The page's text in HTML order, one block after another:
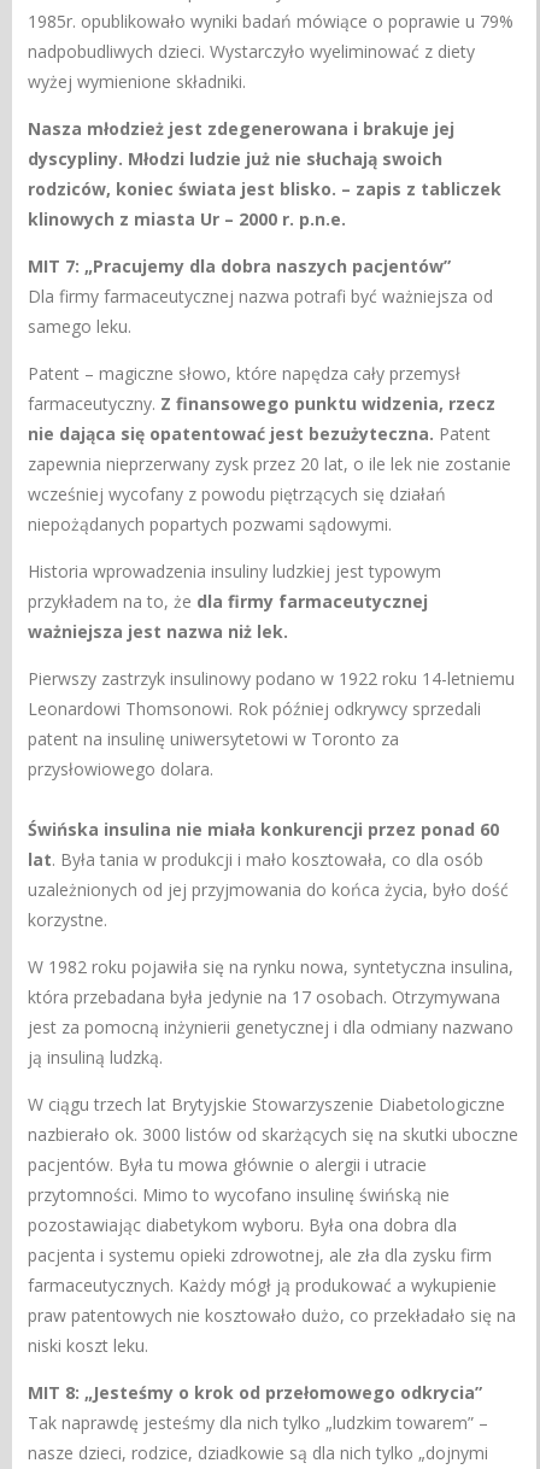
1985r. opublikowało wyniki badań mówiące o poprawie u 79%
nadpobudliwych dzieci. Wystarczyło wyeliminować z diety
wyżej wymienione składniki.
Nasza młodzież jest zdegenerowana i brakuje jej
dyscypliny. Młodzi ludzie już nie słuchają swoich
rodziców, koniec świata jest blisko. – zapis z tabliczek
klinowych z miasta Ur – 2000 r. p.n.e.
MIT 7: „Pracujemy dla dobra naszych pacjentów”
Dla firmy farmaceutycznej nazwa potrafi być ważniejsza od
samego leku.
Patent – magiczne słowo, które napędza cały przemysł
farmaceutyczny. Z finansowego punktu widzenia, rzecz
nie dająca się opatentować jest bezużyteczna. Patent
zapewnia nieprzerwany zysk przez 20 lat, o ile lek nie zostanie
wcześniej wycofany z powodu piętrzących się działań
niepożądanych popartych pozwami sądowymi.
Historia wprowadzenia insuliny ludzkiej jest typowym
przykładem na to, że dla firmy farmaceutycznej
ważniejsza jest nazwa niż lek.
Pierwszy zastrzyk insulinowy podano w 1922 roku 14-letniemu
Leonardowi Thomsonowi. Rok później odkrywcy sprzedali
patent na insulinę uniwersytetowi w Toronto za
przysłowiowego dolara.
Świńska insulina nie miała konkurencji przez ponad 60
lat. Była tania w produkcji i mało kosztowała, co dla osób
uzależnionych od jej przyjmowania do końca życia, było dość
korzystne.
W 1982 roku pojawiła się na rynku nowa, syntetyczna insulina,
która przebadana była jedynie na 17 osobach. Otrzymywana
jest za pomocną inżynierii genetycznej i dla odmiany nazwano
ją insuliną ludzką.
W ciągu trzech lat Brytyjskie Stowarzyszenie Diabetologiczne
nazbierało ok. 3000 listów od skarżących się na skutki uboczne
pacjentów. Była tu mowa głównie o alergii i utracie
przytomności. Mimo to wycofano insulinę świńską nie
pozostawiając diabetykom wyboru. Była ona dobra dla
pacjenta i systemu opieki zdrowotnej, ale zła dla zysku firm
farmaceutycznych. Każdy mógł ją produkować a wykupienie
praw patentowych nie kosztowało dużo, co przekładało się na
niski koszt leku.
MIT 8: „Jesteśmy o krok od przełomowego odkrycia”
Tak naprawdę jesteśmy dla nich tylko „ludzkim towarem” –
nasze dzieci, rodzice, dziadkowie są dla nich tylko „dojnymi